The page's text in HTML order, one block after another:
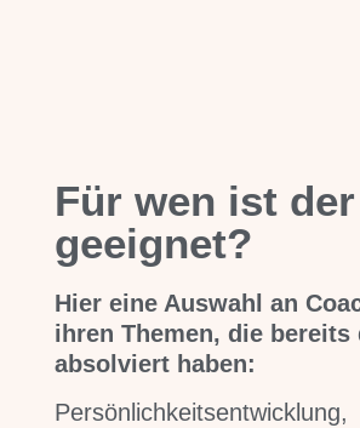
Für wen ist
geeignet?
Hier eine Auswahl an
ihren Themen, die bereits
absolviert haben:
Persönlichkeitsentwicklung,